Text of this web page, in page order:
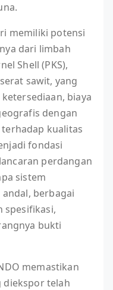
memiliki potensi
dari limbah
Shell (PKS),
sawit, yang
biaya
dengan
terhadap kualitas
fondasi
perdangan
sistem
berbagai
spesifikasi,
bukti
memastikan
diekspor telah